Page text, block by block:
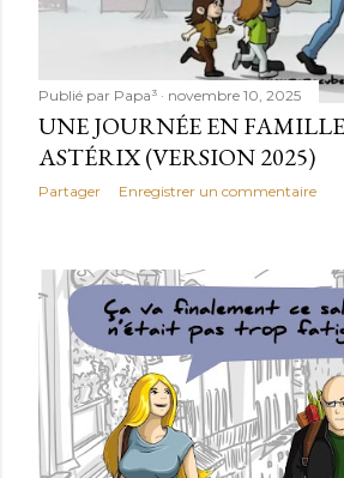
Publié par Papa³ novembre 10, 2025
UNE JOURNÉE EN
ASTÉRIX (VERSION 2025)
Partager Enregistrer un commentaire